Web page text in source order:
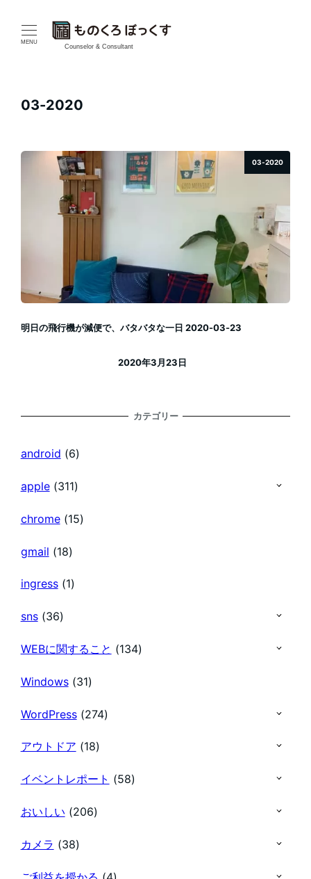
MENU
Counselor & Consultant
03-2020
03-2020
明日の飛行機が減便で、バタバタな一日 2020-03-23
2020年3月23日
カテゴリー
android (6)
apple(311)
chrome(15)
gmail (18)
ingress(1)
sns(36)
WEBに関すること (134)
Windows(31)
WordPress(274)
アウトドア (18)
イベントレポート (58)
おいしい (206)
カメラ (38)